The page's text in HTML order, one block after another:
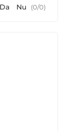
Da Nu (0/0)